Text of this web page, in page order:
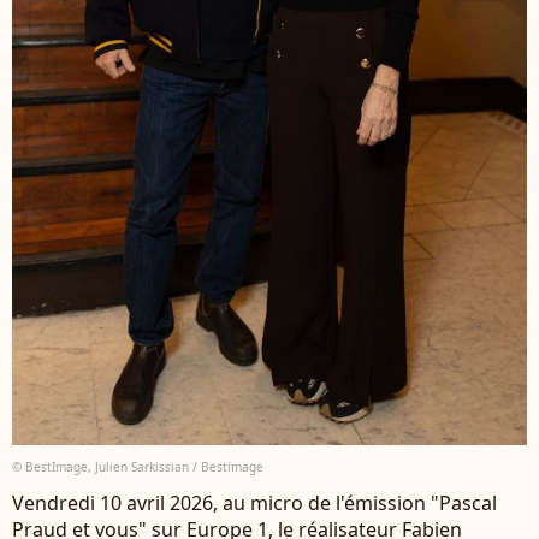
© BestImage, Julien Sarkissian / Bestimage
Vendredi 10 avril 2026, au micro de l'émission "Pascal
Praud et vous" sur Europe 1, le réalisateur Fabien